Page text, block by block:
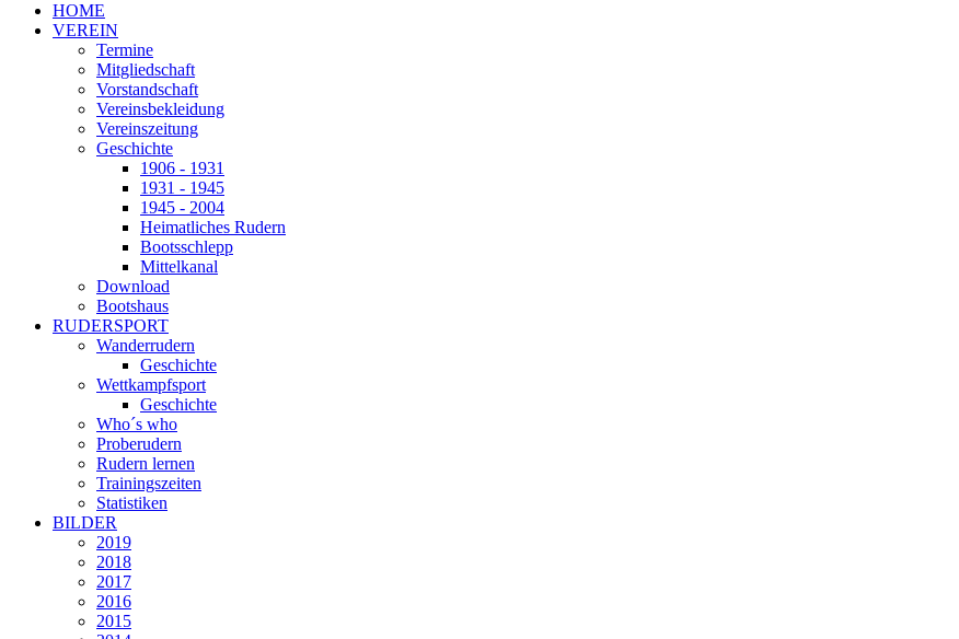
HOME
VEREIN
Termine
Mitgliedschaft
Vorstandschaft
Vereinsbekleidung
Vereinszeitung
Geschichte
1906 - 1931
1931 - 1945
1945 - 2004
Heimatliches Rudern
Bootsschlepp
Mittelkanal
Download
Bootshaus
RUDERSPORT
Wanderrudern
Geschichte
Wettkampfsport
Geschichte
Who´s who
Proberudern
Rudern lernen
Trainingszeiten
Statistiken
BILDER
2019
2018
2017
2016
2015